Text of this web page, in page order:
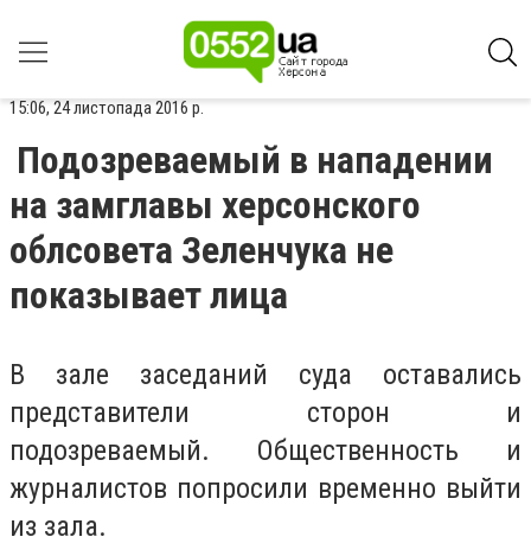
15:06, 24 листопада 2016 р.
Подозреваемый в нападении
на замглавы херсонского
облсовета Зеленчука не
показывает лица
В зале заседаний суда оставались
представители сторон и
подозреваемый. Общественность и
журналистов попросили временно выйти
из зала.